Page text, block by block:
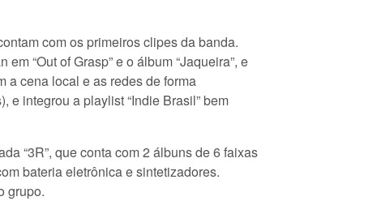
com os primeiros clipes da banda.
“Out of Grasp” e o álbum “Jaqueira”, e
a cena local e as redes de forma
e integrou a playlist “Indie Brasil” bem
“3R”, que conta com 2 álbuns de 6 faixas
bateria eletrônica e sintetizadores.
grupo.